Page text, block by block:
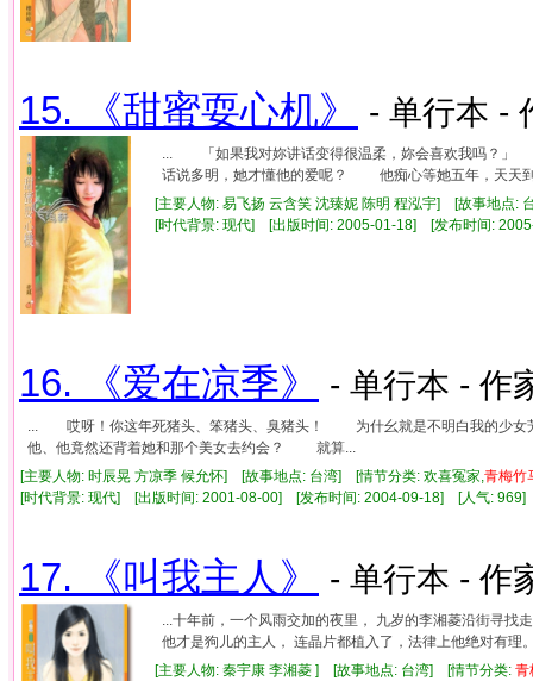
15. 《甜蜜耍心机》 - 单行本 -
... 「如果我对妳讲话变得很温柔，妳会喜欢我吗
话说多明，她才懂他的爱呢？ 他痴心等她五年，天天
[主要人物: 易飞扬 云含笑 沈臻妮 陈明 程泓宇] [故事地点:
[时代背景: 现代] [出版时间: 2005-01-18] [发布时间:
16. 《爱在凉季》 - 单行本 - 作
... 哎呀！你这年死猪头、笨猪头、臭猪头！ 为什幺就是不明白我的少
他、他竟然还背着她和那个美女去约会？ 就算...
[主要人物: 时辰晃 方凉季 候允怀] [故事地点: 台湾] [情节分类: 欢喜冤家, 青梅竹
[时代背景: 现代] [出版时间: 2001-08-00] [发布时间: 2004-09-18] [人气:
17. 《叫我主人》 - 单行本 - 作
...十年前，一个风雨交加的夜里， 九岁的李湘菱沿街寻
他才是狗儿的主人， 连晶片都植入了，法律上他绝对有理
[主要人物: 秦宇康 李湘菱 ] [故事地点: 台湾] [情节分类: 青